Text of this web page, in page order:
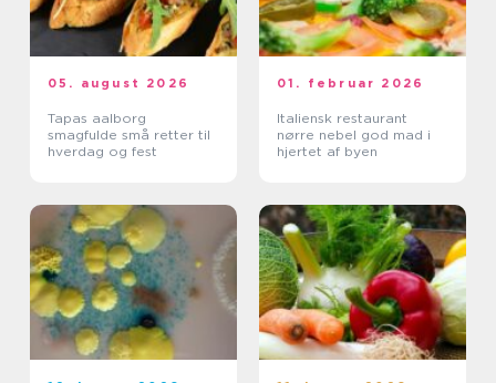
05. august 2026
Tapas aalborg
smagfulde små retter til
hverdag og fest
01. februar 2026
Italiensk restaurant
nørre nebel god mad i
hjertet af byen